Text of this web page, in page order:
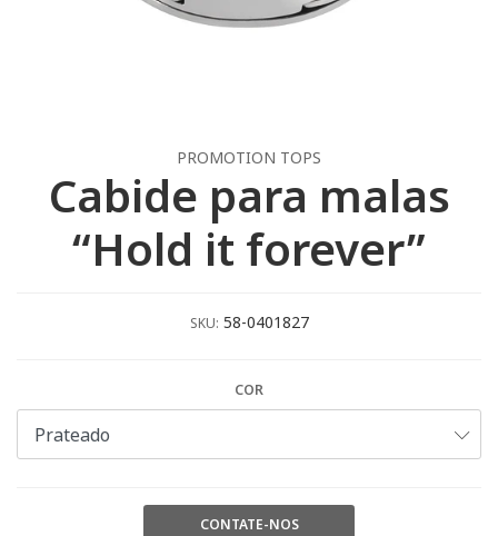
PROMOTION TOPS
Cabide para malas
“Hold it forever”
SKU: 58-0401827
COR
CONTATE-NOS